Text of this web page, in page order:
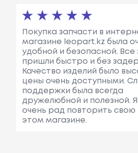
Покупка запчасти в
магазине leopart.kz была
удобной и безопасной. Все
пришли быстро и без
Качество изделий было
цены очень доступными.
поддержки была всегда
дружелюбной и полезной.
очень рад повторить свою
этом магазине.